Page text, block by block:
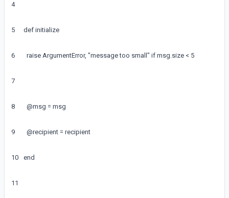
4
5
6
7
8
9
10
11
def initialize
raise ArgumentError, "message too small" if msg.size < 5
@msg = msg
@recipient = recipient
end